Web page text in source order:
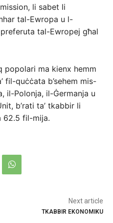
li sabet li
tal-Ewropa u l-
tal-Ewropej għal
ma kienx hemm
fil-quċċata b’sehem mis-
il-Polonja, il-Ġermanja u
b’rati ta’ tkabbir li
62.5 fil-mija.
Next article
TKABBIR EKONOMIKU